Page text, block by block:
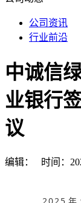
公司资讯
行业前沿
中诚信
业银行
议
编辑： 时间：